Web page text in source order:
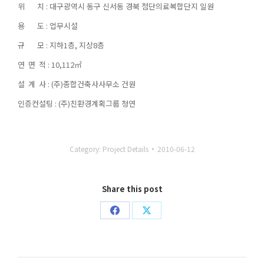
위 치 : 대구광역시 동구 신서동 경북 첨단의료복합단지 일원
용 도 : 업무시설
규 모 : 지하1층, 지상8층
연 면 적 : 10,112㎡
설 계 사 : (주)종합건축사사무소 건원
인증컨설팅 : (주)친환경계획그룹 청연
Category: Project Details 2010-06-12
Share this post
Share
Facebook
Share
X